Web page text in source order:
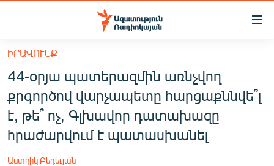
Մատչելիության
հիմնական
բովանդակությանը
հիմնական
մենյուին
Որոնում
ՀԱՅԱՍՏԱՆ
ՔԱՂԱՔԱԿԱՆ
ԸՆՏՐՈՒԹՅՈՒՆՆԵՐ 2026
ԻՐԱՎՈՒՆՔ
44-օրյա պատերազմին առնչվող
քրգործով վարչապետը հարցաքննվե՞լ
է, թե՞ ոչ, Գլխավոր դատախազը
հրաժարվում է պատասխանել
Աստղիկ Բեդեւյան